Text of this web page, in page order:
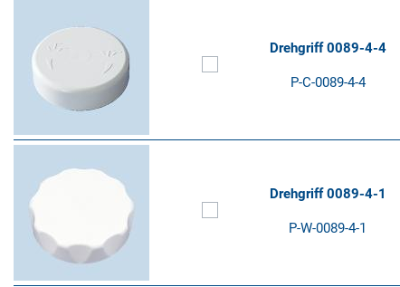
Drehgriff 0089-4-4
P-C-0089-4-4
Drehgriff 0089-4-1
P-W-0089-4-1